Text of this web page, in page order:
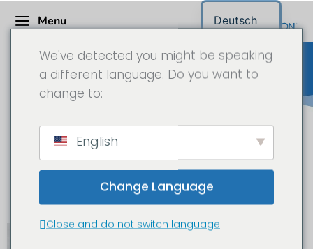
Menu
Construction Site Camera /
Longtime Time-Lapse Camera
Project Inquiry
We've detected you might be speaking
a different language. Do you want to
change to:
English
Change Language
Close and do not switch language
Deutsch